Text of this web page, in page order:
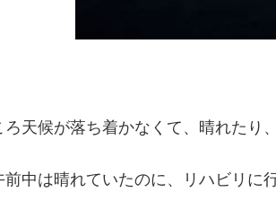
ろ天候が落ち着かなくて、晴れたり
前中は晴れていたのに、リハビリに